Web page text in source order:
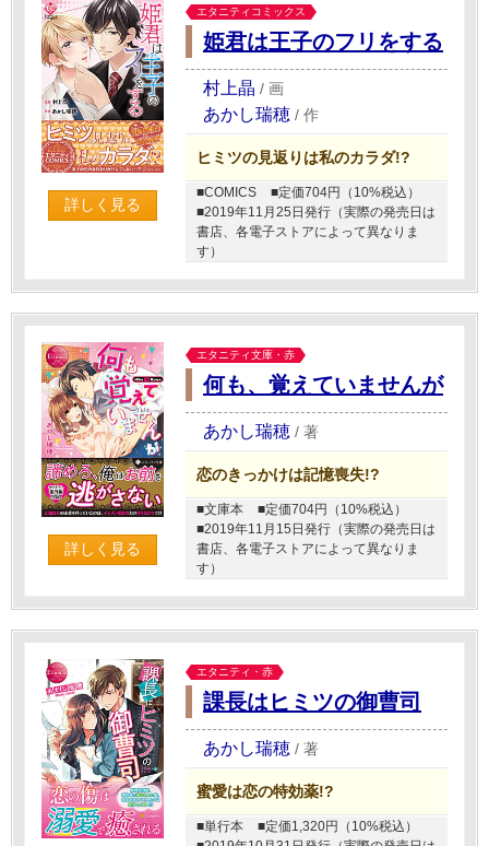
詳しく見る
エタニティコミックス
姫君は王子のフリをする
村上晶 / 画
あかし瑞穂 / 作
ヒミツの見返りは私のカラダ!?
■COMICS
■定価704円（10%税込）
■2019年11月25日発行（実際の発売日は
書店、各電子ストアによって異なりま
す）
詳しく見る
エタニティ文庫・赤
何も、覚えていませんが
あかし瑞穂 / 著
恋のきっかけは記憶喪失!?
■文庫本
■定価704円（10%税込）
■2019年11月15日発行（実際の発売日は
書店、各電子ストアによって異なりま
す）
エタニティ・赤
課長はヒミツの御曹司
あかし瑞穂 / 著
蜜愛は恋の特効薬!?
■単行本
■定価1,320円（10%税込）